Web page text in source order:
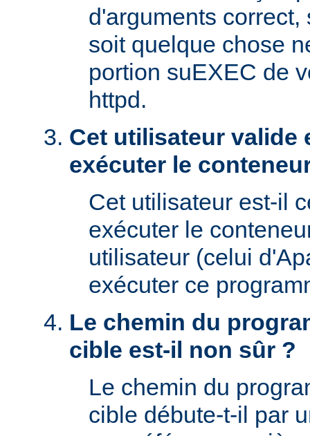
d'arguments
soit quelque chose
portion suEXEC de
httpd.
Cet utilisateur valide
exécuter le
Cet utilisateur est-il
exécuter le
utilisateur (celui
exécuter ce
Le chemin du
cible est-il non sûr ?
Le chemin du
cible débute-t-il par